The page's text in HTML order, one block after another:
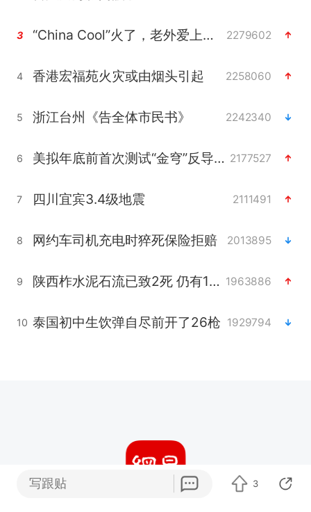
3 “China Cool”火了，老外爱上中国避暑游 2279602
4 香港宏福苑火灾或由烟头引起 2258060
5 浙江台州《告全体市民书》 2242340
6 美拟年底前首次测试“金穹”反导系统 2177527
7 四川宜宾3.4级地震 2111491
8 网约车司机充电时猝死保险拒赔 2013895
9 陕西柞水泥石流已致2死 仍有1人失联 1963886
10 泰国初中生饮弹自尽前开了26枪 1929794
写跟贴 3